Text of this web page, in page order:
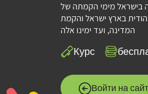
בישראל מימי הקמתה של
ההתיישבות היהודית בארץ ישראל והקמת
המדינה, ועד ימינו אלה
Курс
Войти на сайт